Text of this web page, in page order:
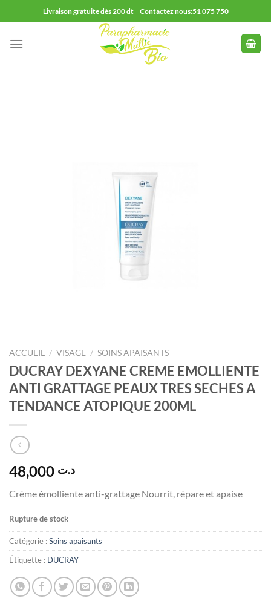
au
contenu
Livraison gratuite dès 200 dt Contactez nous:51 075 750
ACCUEIL / VISAGE / SOINS APAISANTS
DUCRAY DEXYANE CREME EMOLLIENTE
ANTI GRATTAGE PEAUX TRES SECHES A
TENDANCE ATOPIQUE 200ML
د.ت
Crème émolliente anti-grattage Nourrit, répare et apaise
Rupture de stock
Catégorie :Soins apaisants
Étiquette : DUCRAY